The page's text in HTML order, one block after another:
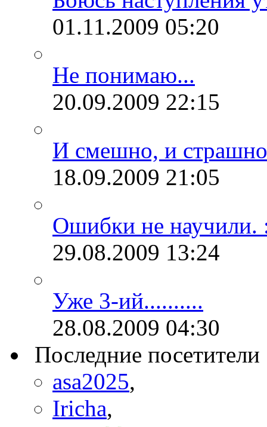
01.11.2009 05:20
Не понимаю...
20.09.2009 22:15
И смешно, и
18.09.2009 21:05
Ошибки не научили.
29.08.2009 13:24
Уже 3-ий..........
28.08.2009 04:30
Последние посетители
asa2025,
Iricha,